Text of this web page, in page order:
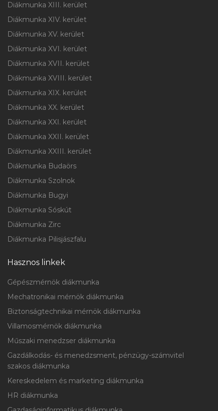
Diákmunka XIII. kerület
Diákmunka XIV. kerület
Diákmunka XV. kerület
Diákmunka XVI. kerület
Diákmunka XVII. kerület
Diákmunka XVIII. kerület
Diákmunka XIX. kerület
Diákmunka XX. kerület
Diákmunka XXI. kerület
Diákmunka XXII. kerület
Diákmunka XXIII. kerület
Diákmunka Budaörs
Diákmunka Szolnok
Diákmunka Bugyi
Diákmunka Sóskút
Diákmunka Zirc
Diákmunka Pilisjászfalu
Hasznos linkek
Gépészmérnök diákmunka
Mechatronikai mérnök diákmunka
Biztonságtechnikai mérnök diákmunka
Villamosmérnök diákmunka
Műszaki menedzser diákmunka
Gazdálkodás- és menedzsment, pénzügy-számvitel
szakos diákmunka
Kereskedelem és marketing diákmunka
HR diákmunka